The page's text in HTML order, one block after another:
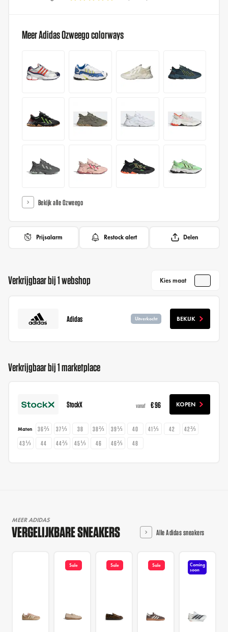
Meer Adidas Ozweego colorways
Bekijk alle Ozweego
Prijsalarm Restock alert Delen
Verkrijgbaar bij 1 webshop Kies maat
Adidas Uitverkocht BEKIJK
Verkrijgbaar bij 1 marketplace
StockX vanaf € 96 KOPEN
Maten 36⅔ 37⅓ 38 38⅔ 39⅓ 40 41⅓ 42
42⅔
43⅓
44 44⅔ 45⅓ 46 46⅔ 48
MEER ADIDAS
VERGELIJKBARE SNEAKERS Alle Adidas sneakers
Sale Sale Sale
Coming
soon